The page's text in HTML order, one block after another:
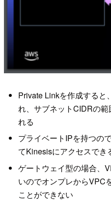
Private Linkを作成すると
れ、サブネットCIDRの
れる
プライベートIPを持つの
てKinesisにアクセスでき
ゲートウェイ型の場合、
いのでオンプレからVPC
ことができない